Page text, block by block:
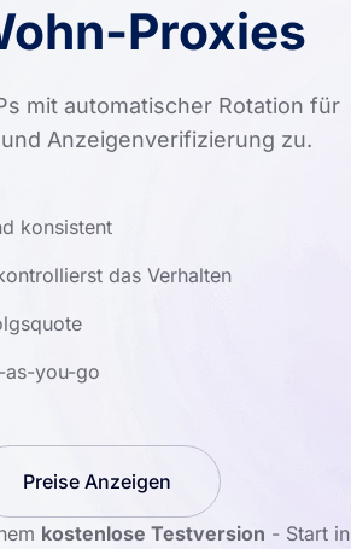
Proxies
mit automatischer Rotation für
Anzeigenverifizierung zu.
konsistent
das Verhalten
as-you-go
Preise Anzeigen
kostenlose Testversion - Start in